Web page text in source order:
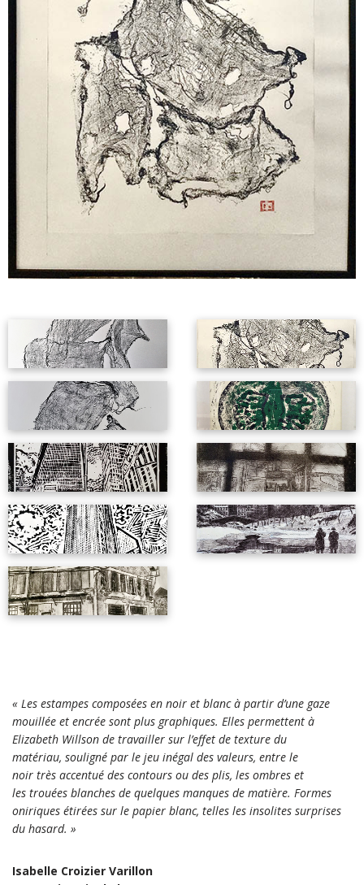
« Les estampes composées en noir et blanc à partir d’une gaze
mouillée et encrée sont plus graphiques. Elles permettent à
Elizabeth Willson de travailler sur l’effet de texture du
matériau, souligné par le jeu inégal des valeurs, entre le
noir très accentué des contours ou des plis, les ombres et
les trouées blanches de quelques manques de matière. Formes
oniriques étirées sur le papier blanc, telles les insolites surprises
du hasard. »
Isabelle Croizier Varillon